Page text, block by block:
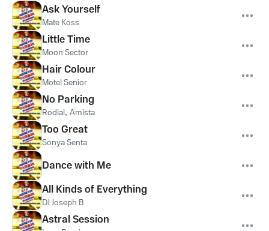
Ask Yourself
Mate Koss
Little Time
Moon Sector
Hair Colour
Motel Senior
No Parking
Rodial, Amista
Too Great
Sonya Senta
Dance with Me
All Kinds of Everything
DJ Joseph B
Astral Session